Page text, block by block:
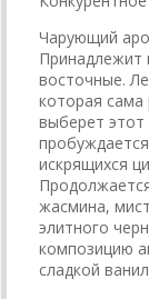
Чарующий
Принадлежит
восточные.
которая
выберет
искрящихся
жасмина,
элитного
композицию
сладкой